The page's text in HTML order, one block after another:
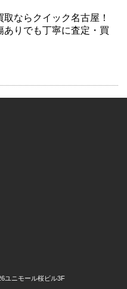
ならクイック名古屋！
ありでも丁寧に査定・買
ユニモール桜ビル3F